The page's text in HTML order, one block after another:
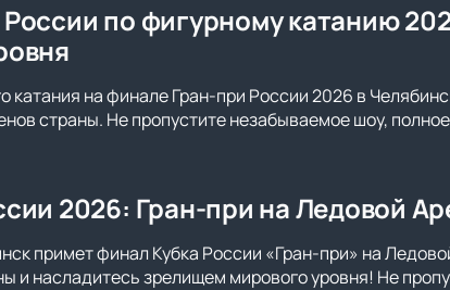
по фигурному катанию
катания на финале Гран-при России 2026 в
страны. Не пропустите незабываемое шоу,
2026: Гран-при на Ледовой
примет финал Кубка России «Гран-при» на
и насладитесь зрелищем мирового уровня! Не